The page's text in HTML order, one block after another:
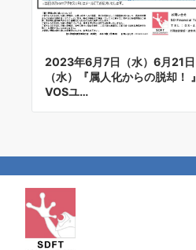
2023年6月7日（水）6月21日
（水）『属人化からの脱却！ 』
VOSユ…